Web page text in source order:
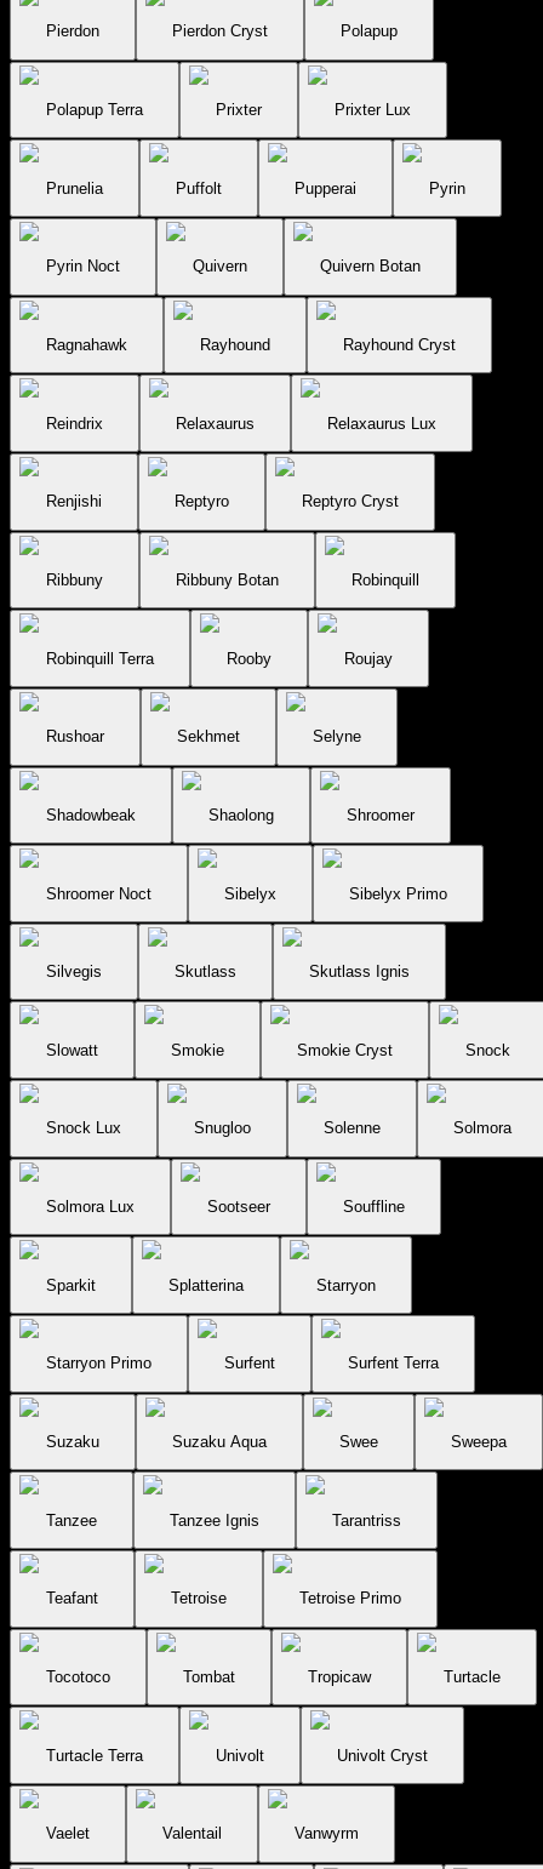
Pierdon Pierdon Cryst Polapup
Polapup Terra Prixter Prixter Lux
Prunelia Puffolt Pupperai Pyrin
Pyrin Noct Quivern Quivern Botan
Ragnahawk Rayhound Rayhound Cryst
Reindrix Relaxaurus Relaxaurus Lux
Renjishi Reptyro Reptyro Cryst
Ribbuny Ribbuny Botan Robinquill
Robinquill Terra Rooby Roujay
Rushoar Sekhmet Selyne
Shadowbeak Shaolong Shroomer
Shroomer Noct Sibelyx Sibelyx Primo
Silvegis Skutlass Skutlass Ignis
Slowatt Smokie Smokie Cryst Snock
Snock Lux Snugloo Solenne Solmora
Solmora Lux Sootseer Souffline
Sparkit Splatterina Starryon
Starryon Primo Surfent Surfent Terra
Suzaku Suzaku Aqua Swee Sweepa
Tanzee Tanzee Ignis Tarantriss
Teafant Tetroise Tetroise Primo
Tocotoco Tombat Tropicaw Turtacle
Turtacle Terra Univolt Univolt Cryst
Vaelet Valentail Vanwyrm